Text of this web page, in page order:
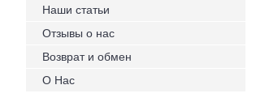
Наши статьи
Отзывы о нас
Возврат и обмен
О Нас